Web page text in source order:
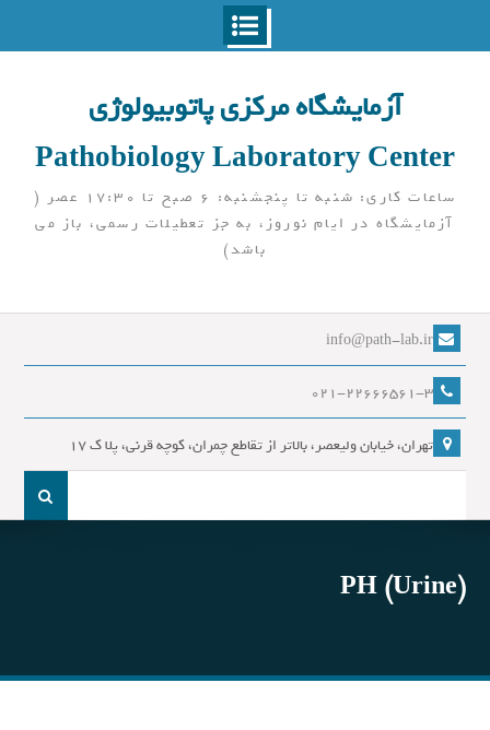
آزمایشگاه مرکزی پاتوبیولوژی
Pathobiology Laboratory Center
ساعات کاری: شنبه تا پنجشنبه: 6 صبح تا 17:30 عصر (
آزمایشگاه در ایام نوروز، به جز تعطیلات رسمی، باز می
باشد)
info@path-lab.ir
021-22666561-3
تهران، خیابان ولیعصر، بالاتر از تقاطع چمران، کوچه قرنی، پلا ک 17
جست
PH (Urine)